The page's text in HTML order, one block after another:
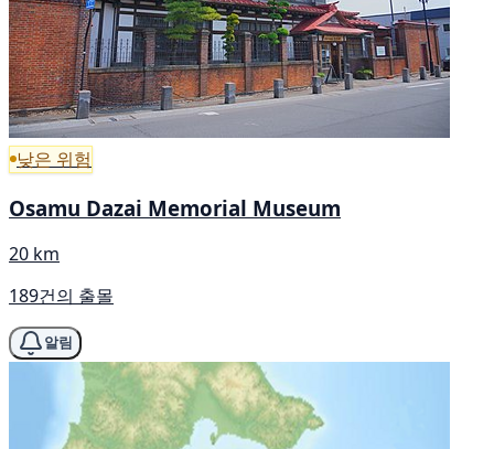
낮은 위험
Osamu Dazai Memorial Museum
20 km
189건의 출몰
알림